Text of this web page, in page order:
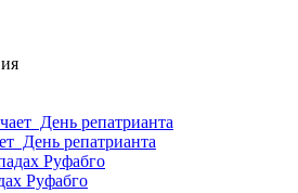
День репатрианта
Руфабго